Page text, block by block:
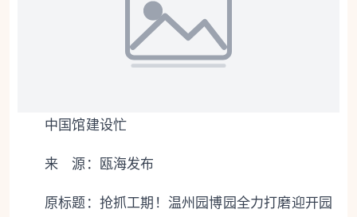
中国馆建设忙
来 源：瓯海发布
原标题： 抢抓工期！温州园博园全力打磨迎开园